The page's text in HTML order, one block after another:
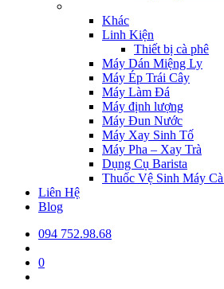
Khác
Linh Kiện
Thiết bị cà phê
Máy Dán Miệng Ly
Máy Ép Trái Cây
Máy Làm Đá
Máy định lượng
Máy Đun Nước
Máy Xay Sinh Tố
Máy Pha – Xay Trà
Dụng Cụ Barista
Thuốc Vệ Sinh Máy
Liên Hệ
Blog
094 752.98.68
0